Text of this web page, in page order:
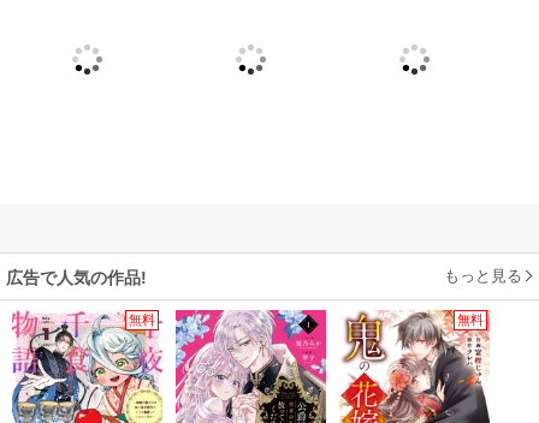
広告で人気の作品! もっと見る
無料 無料